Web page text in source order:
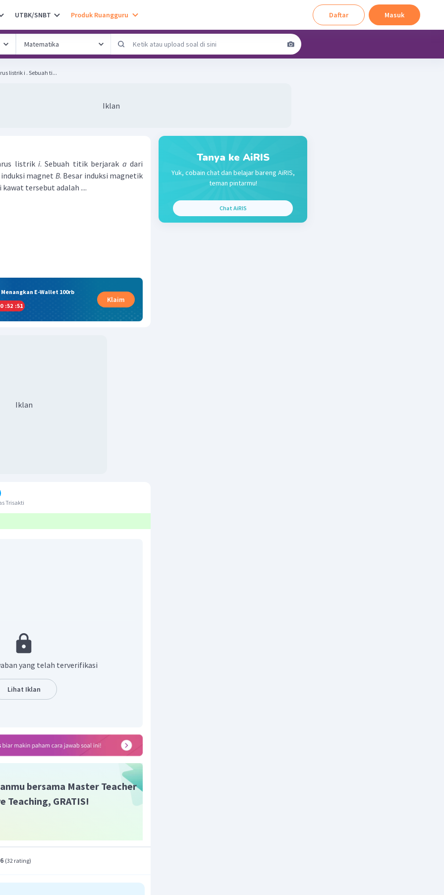
UTBK/SNBT Produk Ruangguru Daftar Masuk
listrik i . Sebuah ti...
Iklan
listrik i. Sebuah titik berjarak a dari
magnet B. Besar induksi magnetik
kawat tersebut adalah ....
E-Wallet 100rb
:52 :50
Klaim
Iklan
Trisakti
lurus berarus listrik berbanding
dan berbanding terbalik dengan jarak
magnet pada titik 3
dari kawat
adalah E.
yang telah terverifikasi
Lihat Iklan
bersama Master Teacher
Teaching, GRATIS!
(32 rating)
Tanya ke AiRIS
Yuk, cobain chat dan belajar bareng AiRIS,
teman pintarmu!
Chat AiRIS